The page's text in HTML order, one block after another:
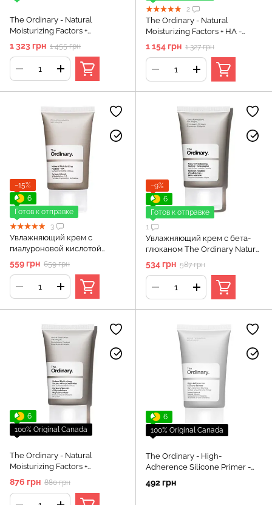
The Ordinary - Natural
Moisturizing Factors +
PhytoCeramides -
Питательный и увлажняющий
крем для лица - 100ml
1 323 грн 1 455 грн
2
The Ordinary - Natural
Moisturizing Factors + HA -
Увлажняющий крем с
гиалуроновой кислотой - 100
1 154 грн 1 327 грн
−15%
6
Готов к отправке
3
Увлажняющий крем с
гиалуроновой кислотой
(Natural Moisturizing Factors +
HA) The Ordinary, 30 мл
559 грн 659 грн
−9%
6
Готов к отправке
1
Увлажняющий крем с бета-
глюканом The Ordinary Natural
Moisturizing Factors + Beta
Glucan, 30 мл
534 грн 587 грн
6
100% Original Canada
The Ordinary - Natural
Moisturizing Factors +
PhytoCeramides -
Питательный и увлажняющий
крем для лица - 30ml
876 грн 880 грн
6
100% Original Canada
The Ordinary - High-
Adherence Silicone Primer -
- 30ml
492 грн